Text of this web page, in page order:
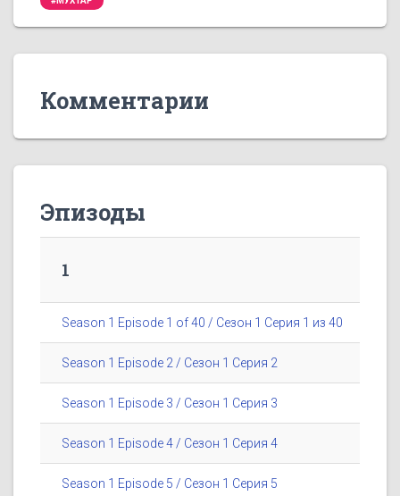
Комментарии
Эпизоды
1
Season 1 Episode 1 of 40 / Сезон 1 Серия 1 из 40
Season 1 Episode 2 / Сезон 1 Серия 2
Season 1 Episode 3 / Сезон 1 Серия 3
Season 1 Episode 4 / Сезон 1 Серия 4
Season 1 Episode 5 / Сезон 1 Серия 5